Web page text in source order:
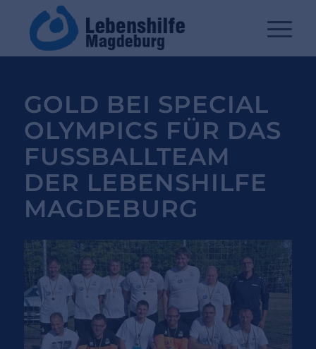
GOLD BEI SPECIAL
OLYMPICS FÜR DAS
FUSSBALLTEAM D
ER LEBENSHILFE M
AGDEBURG